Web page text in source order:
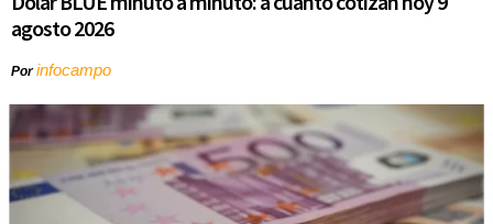
agosto 2026
Porinfocampo